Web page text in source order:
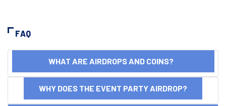
FAQ
WHAT ARE AIRDROPS AND COINS?
WHY DOES THE EVENT PARTY AIRDROP?